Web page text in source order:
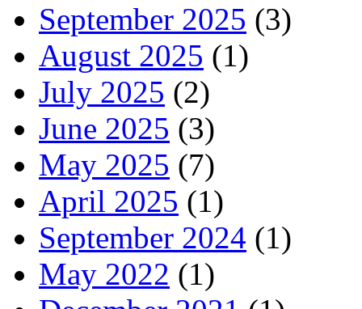
September 2025 (3)
August 2025 (1)
July 2025 (2)
June 2025 (3)
May 2025 (7)
April 2025 (1)
September 2024 (1)
May 2022 (1)